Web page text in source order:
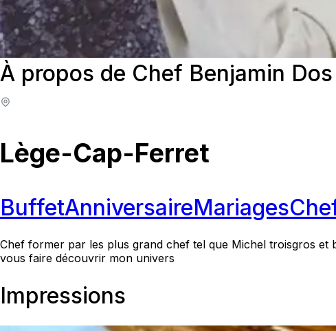
À propos de Chef Benjamin
Lège-Cap-Ferret
BuffetAnniversaireMariages
Chef former par les plus grand chef tel que Michel troisgros et
vous faire découvrir mon univers
Impressions